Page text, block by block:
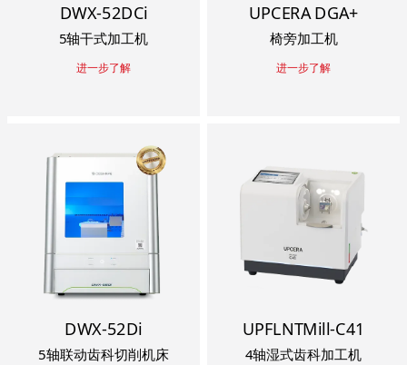
DWX-52DCi
5轴干式加工机
进一步了解
UPCERA DGA+
椅旁加工机
进一步了解
DWX-52Di
5轴联动齿科切削机床
UPFLNTMill-C41
4轴湿式齿科加工机